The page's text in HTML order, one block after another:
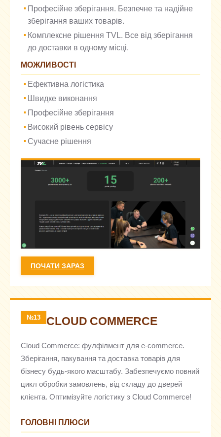
Професійне зберігання. Безпечне та надійне
зберігання ваших товарів.
Комплексне рішення TVL. Все від зберігання
до доставки в одному місці.
МОЖЛИВОСТІ
Ефективна логістика
Швидке виконання
Професійне зберігання
Високий рівень сервісу
Сучасне рішення
ПОЧАТИ ЗАРАЗ
№13 CLOUD COMMERCE
Cloud Commerce: фулфілмент для e-commerce.
Зберігання, пакування та доставка товарів для
бізнесу будь-якого масштабу. Забезпечуємо повний
цикл обробки замовлень, від складу до дверей
клієнта. Оптимізуйте логістику з Cloud Commerce!
ГОЛОВНІ ПЛЮСИ